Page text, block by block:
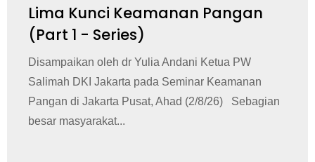
Lima Kunci Keamanan Pangan
(Part 1 - Series)
Disampaikan oleh dr Yulia Andani Ketua PW
Salimah DKI Jakarta pada Seminar Keamanan
Pangan di Jakarta Pusat, Ahad (2/8/26) Sebagian
besar masyarakat...